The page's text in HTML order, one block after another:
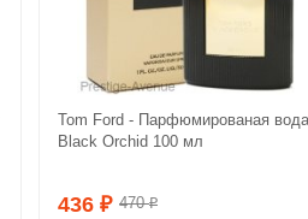
Tom Ford - Парфюмированая вода
Black Orchid 100 мл
436 ₽ 470₽